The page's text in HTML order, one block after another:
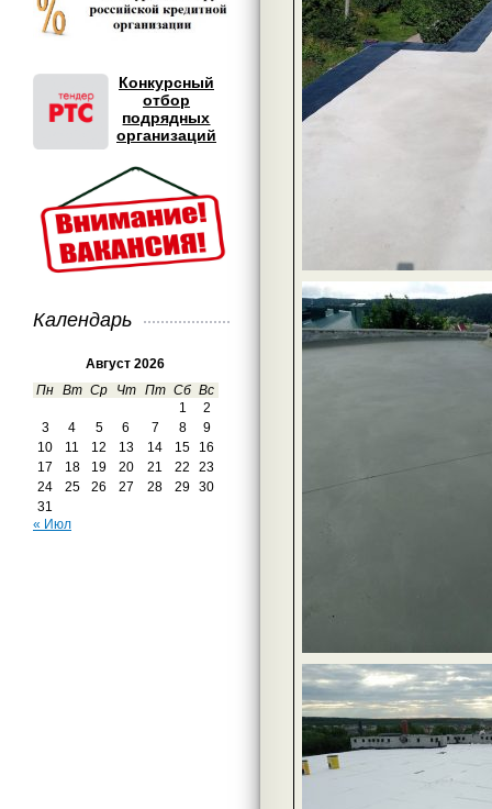
Конкурсный
отбор
подрядных
организаций
Календарь
Август 2026
Пн Вт Ср Чт Пт Сб Вс
1
2
3
4 5 6 7 8
9
10
11 12 13 14 15
16
17
18 19 20 21 22
23
24
25 26 27 28 29
30
31
« Июл